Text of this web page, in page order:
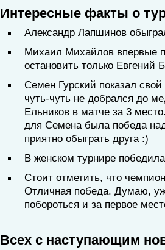
Интересные факты о
Александр Лапшинов
Михаил Михайлов впервые
остановить только Евгений
Семен Гурский показал
чуть-чуть не добрался до
Ельников в матче за 3
для Семена была победа
приятно обыграть друга :)
В женском турнире
Стоит отметить, что
Отличная победа. Думаю,
побороться и за первое
Всех с наступающим